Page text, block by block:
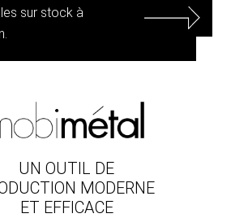
sur stock à
UN OUTIL DE
MODERNE
ET EFFICACE